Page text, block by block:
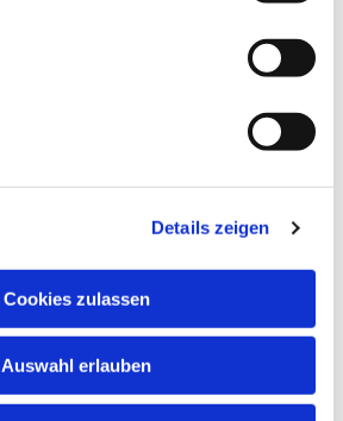
Details zeigen
Cookies zulassen
Auswahl erlauben